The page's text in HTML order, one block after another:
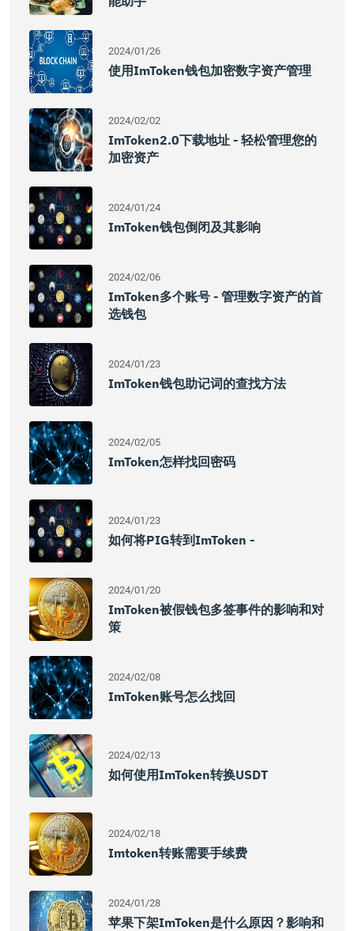
2024/01/26
使用imToken钱包加密数字资产管理
2024/02/02
ImToken2.0下载地址 - 轻松管理您的
加密资产
2024/01/24
ImToken钱包倒闭及其影响
2024/02/06
ImToken多个账号 - 管理数字资产的首
选钱包
2024/01/23
ImToken钱包助记词的查找方法
2024/02/05
ImToken怎样找回密码
2024/01/23
如何将PIG转到imToken -
2024/01/20
ImToken被假钱包多签事件的影响和对
策
2024/02/08
ImToken账号怎么找回
2024/02/13
如何使用imToken转换USDT
2024/02/18
Imtoken转账需要手续费
2024/01/28
苹果下架imToken是什么原因？影响和